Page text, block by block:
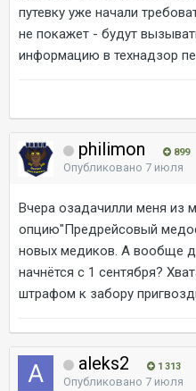
путевку уже начали
не покажет - будут
информацию в технадзор
philimon 899
Опубликовано 7 июля
Вчера озадачилли меня из
опцию"Предрейсовый
новых медиков. А вообще
начнётся с 1 сентября?
штрафом к забору
aleks2 1 313
Опубликовано 7 июля